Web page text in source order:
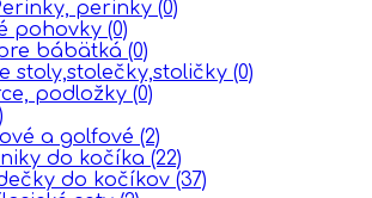
perinky (0)
pohovky (0)
bábätká (0)
stoly,stolečky,stoličky (0)
podložky (0)
a golfové (2)
do kočíka (22)
do kočíkov (37)